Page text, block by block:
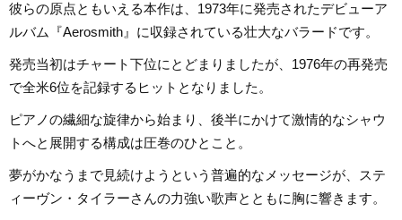
彼らの原点ともいえる本作は、1973年に発売されたデビューア
ルバム『Aerosmith』に収録されている壮大なバラードです。
発売当初はチャート下位にとどまりましたが、1976年の再発売
で全米6位を記録するヒットとなりました。
ピアノの繊細な旋律から始まり、後半にかけて激情的なシャウ
トへと展開する構成は圧巻のひとこと。
夢がかなうまで見続けようという普遍的なメッセージが、ステ
ィーヴン・タイラーさんの力強い歌声とともに胸に響きます。